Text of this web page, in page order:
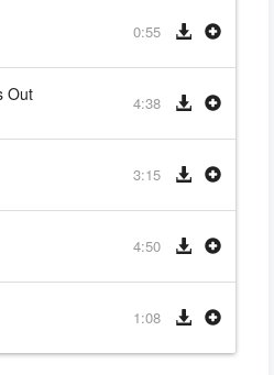
0:55
Out 4:38
3:15
4:50
1:08